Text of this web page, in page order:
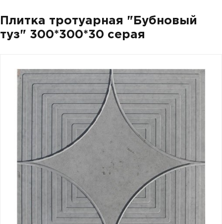
Плитка тротуарная "Бубновый
туз" 300*300*30 серая